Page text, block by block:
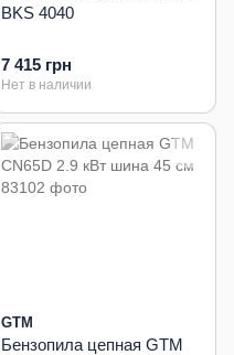
BKS 4040
7 415 грн
Нет в наличии
GTM
Бензопила цепная GTM